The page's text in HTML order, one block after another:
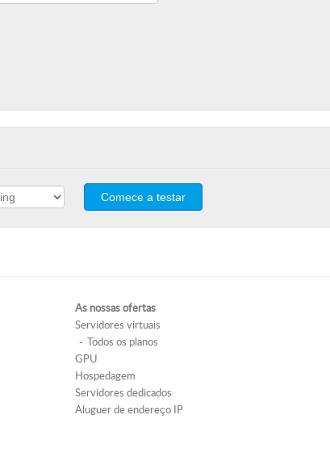
Comece a testar
As nossas ofertas
Servidores virtuais
Todos os planos
GPU
Hospedagem
Servidores dedicados
Aluguer de endereço IP